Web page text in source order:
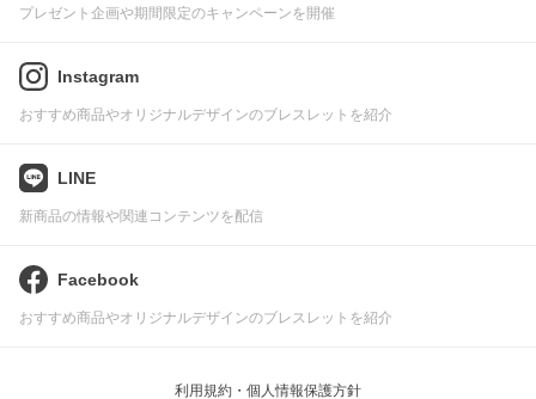
プレゼント企画や期間限定のキャンペーンを開催
Instagram
おすすめ商品やオリジナルデザインのブレスレットを紹介
LINE
新商品の情報や関連コンテンツを配信
Facebook
おすすめ商品やオリジナルデザインのブレスレットを紹介
利用規約・個人情報保護方針